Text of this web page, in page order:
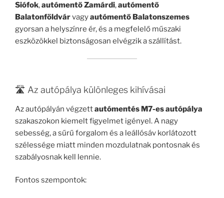
Siófok,autómentő Zamárdi,autómentő
Balatonföldvárvagyautómentő Balatonszemes
gyorsan a helyszínre ér, és a megfelelő műszaki
eszközökkel biztonságosan elvégzik a szállítást.
🛣️ Az autópálya különleges kihívásai
Az autópályán végzettautómentés M7-es autópálya
szakaszokon kiemelt figyelmet igényel. A nagy
sebesség, a sűrű forgalom és a leállósáv korlátozott
szélessége miatt minden mozdulatnak pontosnak és
szabályosnak kell lennie.
Fontos szempontok: